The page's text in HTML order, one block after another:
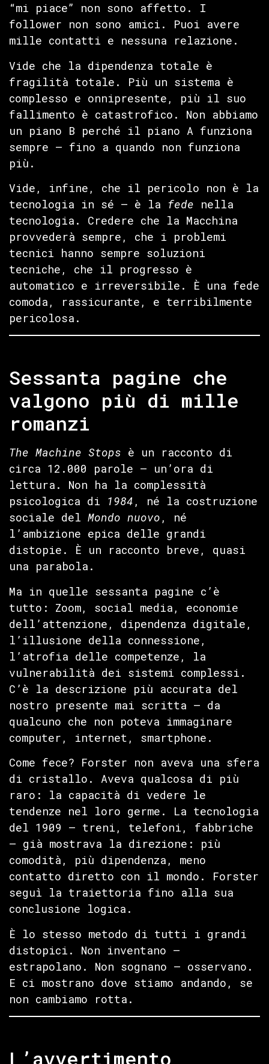
“mi piace” non sono affetto. I
follower non sono amici. Puoi avere
mille contatti e nessuna relazione.
Vide che la dipendenza totale è
fragilità totale. Più un sistema è
complesso e onnipresente, più il suo
fallimento è catastrofico. Non abbiamo
un piano B perché il piano A funziona
sempre — fino a quando non funziona
più.
Vide, infine, che il pericolo non è la
tecnologia in sé — è la fede nella
tecnologia. Credere che la Macchina
provvederà sempre, che i problemi
tecnici hanno sempre soluzioni
tecniche, che il progresso è
automatico e irreversibile. È una fede
comoda, rassicurante, e terribilmente
pericolosa.
Sessanta pagine che
valgono più di mille
romanzi
The Machine Stops è un racconto di
circa 12.000 parole — un’ora di
lettura. Non ha la complessità
psicologica di 1984 , né la costruzione
sociale del Mondo nuovo , né
l’ambizione epica delle grandi
distopie. È un racconto breve, quasi
una parabola.
Ma in quelle sessanta pagine c’è
tutto: Zoom, social media, economie
dell’attenzione, dipendenza digitale,
l’illusione della connessione,
l’atrofia delle competenze, la
vulnerabilità dei sistemi complessi.
C’è la descrizione più accurata del
nostro presente mai scritta — da
qualcuno che non poteva immaginare
computer, internet, smartphone.
Come fece? Forster non aveva una sfera
di cristallo. Aveva qualcosa di più
raro: la capacità di vedere le
tendenze nel loro germe. La tecnologia
del 1909 — treni, telefoni, fabbriche
— già mostrava la direzione: più
comodità, più dipendenza, meno
contatto diretto con il mondo. Forster
seguì la traiettoria fino alla sua
conclusione logica.
È lo stesso metodo di tutti i grandi
distopici. Non inventano —
estrapolano. Non sognano — osservano.
E ci mostrano dove stiamo andando, se
non cambiamo rotta.
L’avvertimento